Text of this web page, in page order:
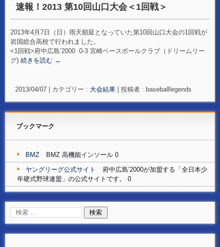
速報！2013 第10回山口大会＜1回戦＞
2013年4月7日（日）雨天順延となっていた第10回山口大会の1回戦が
岩国総合高校で行われました。
<1回戦>府中広島’2000 0-3 宮崎ベースボールクラブ（ドリームリー
グ) 続きを読む →
2013/04/07 カテゴリー : 大会結果 投稿者 : baseballlegends
ブックマーク
BMZ
BMZ 高機能インソール 0
ヤングリーグ公式サイト
府中広島’2000が加盟する「全日本少
年硬式野球連盟」の公式サイトです。 0